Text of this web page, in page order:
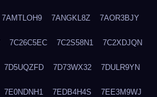
7AMTLOH9 7ANGKL8Z 7AOR3BJY
7C26C5EC 7C2S58N1 7C2XDJQN
7D5UQZFD 7D73WX32 7DULR9YN
7E0NDNH1 7EDB4H4S 7EE3M9WJ